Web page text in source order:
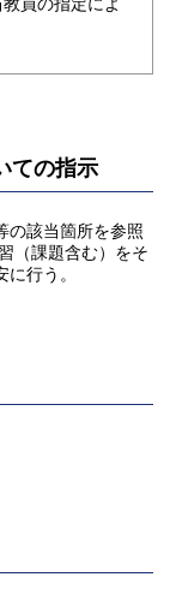
員の指定によ
ての指示
の該当箇所を参照
（課題含む）をそ
行う。